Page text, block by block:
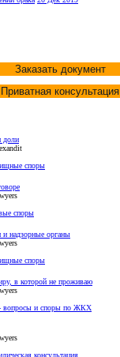
Заказать документ
Приватная консультация
доли
споры
споры
надзорные органы
споры
в которой не проживаю
вопросы и споры по ЖКХ
консультация